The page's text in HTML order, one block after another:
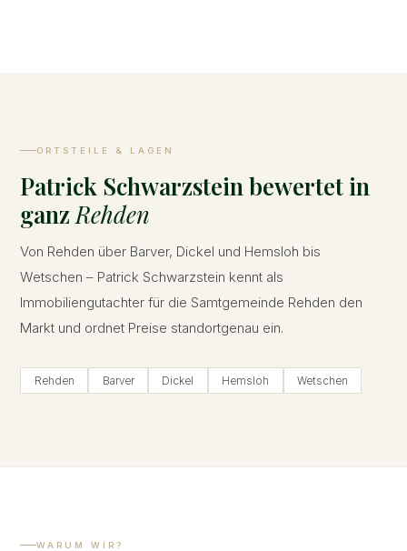
ORTSTEILE & LAGEN
Patrick Schwarzstein bewertet in
ganz Rehden
Von Rehden über Barver, Dickel und Hemsloh bis
Wetschen – Patrick Schwarzstein kennt als
Immobiliengutachter für die Samtgemeinde Rehden den
Markt und ordnet Preise standortgenau ein.
Rehden Barver Dickel Hemsloh Wetschen
WARUM WIR?